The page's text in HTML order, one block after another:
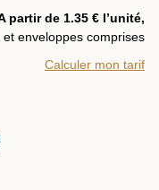
partir de 1.35 € l’unité,
et enveloppes comprises
Calculer mon tarif